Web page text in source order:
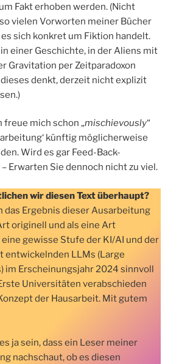
Fakt erhoben werden. (Nicht
vielen Vorworten meiner Bücher
sich konkret um Fiktion handelt.
einer Geschichte, in der Aliens mit
Gravitation per Zeitparadoxon
denkt, derzeit nicht explizit
freue mich schon „mischievously“
künftig möglicherweise
Wird es gar Feed-Back-
Erwarten Sie dennoch nicht zu viel.
wir diesen Text überhaupt?
das Ergebnis dieser Ausarbeitung
originell und als eine Art
gewisse Stufe der KI/AI und der
entwickelnden LLMs (Large
im Erscheinungsjahr 2024 sinnvoll
Universitäten verabschieden
der Hausarbeit. Mit gutem
ja sein, dass ein Leser meiner
nachschaut, ob es diesen